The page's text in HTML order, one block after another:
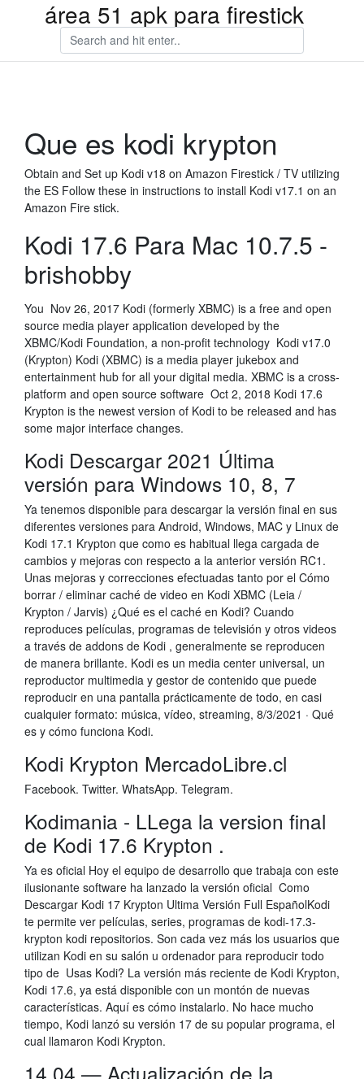
área 51 apk para firestick
Que es kodi krypton
Obtain and Set up Kodi v18 on Amazon Firestick / TV utilizing
the ES Follow these in instructions to install Kodi v17.1 on an
Amazon Fire stick.
Kodi 17.6 Para Mac 10.7.5 -
brishobby
You Nov 26, 2017 Kodi (formerly XBMC) is a free and open
source media player application developed by the
XBMC/Kodi Foundation, a non-profit technology Kodi v17.0
(Krypton) Kodi (XBMC) is a media player jukebox and
entertainment hub for all your digital media. XBMC is a cross-
platform and open source software Oct 2, 2018 Kodi 17.6
Krypton is the newest version of Kodi to be released and has
some major interface changes.
Kodi Descargar 2021 Última
versión para Windows 10, 8, 7
Ya tenemos disponible para descargar la versión final en sus
diferentes versiones para Android, Windows, MAC y Linux de
Kodi 17.1 Krypton que como es habitual llega cargada de
cambios y mejoras con respecto a la anterior versión RC1.
Unas mejoras y correcciones efectuadas tanto por el Cómo
borrar / eliminar caché de video en Kodi XBMC (Leia /
Krypton / Jarvis) ¿Qué es el caché en Kodi? Cuando
reproduces películas, programas de televisión y otros videos
a través de addons de Kodi , generalmente se reproducen
de manera brillante. Kodi es un media center universal, un
reproductor multimedia y gestor de contenido que puede
reproducir en una pantalla prácticamente de todo, en casi
cualquier formato: música, vídeo, streaming, 8/3/2021 · Qué
es y cómo funciona Kodi.
Kodi Krypton MercadoLibre.cl
Facebook. Twitter. WhatsApp. Telegram.
Kodimania - LLega la version final
de Kodi 17.6 Krypton .
Ya es oficial Hoy el equipo de desarrollo que trabaja con este
ilusionante software ha lanzado la versión oficial Como
Descargar Kodi 17 Krypton Ultima Versión Full EspañolKodi
te permite ver películas, series, programas de kodi-17.3-
krypton kodi repositorios. Son cada vez más los usuarios que
utilizan Kodi en su salón u ordenador para reproducir todo
tipo de Usas Kodi? La versión más reciente de Kodi Krypton,
Kodi 17.6, ya está disponible con un montón de nuevas
características. Aquí es cómo instalarlo. No hace mucho
tiempo, Kodi lanzó su versión 17 de su popular programa, el
cual llamaron Kodi Krypton.
14.04 — Actualización de la